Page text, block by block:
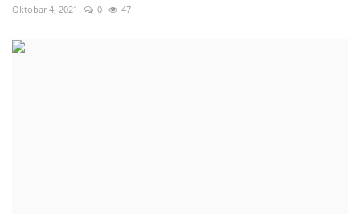
Oktobar 4, 2021 0 47